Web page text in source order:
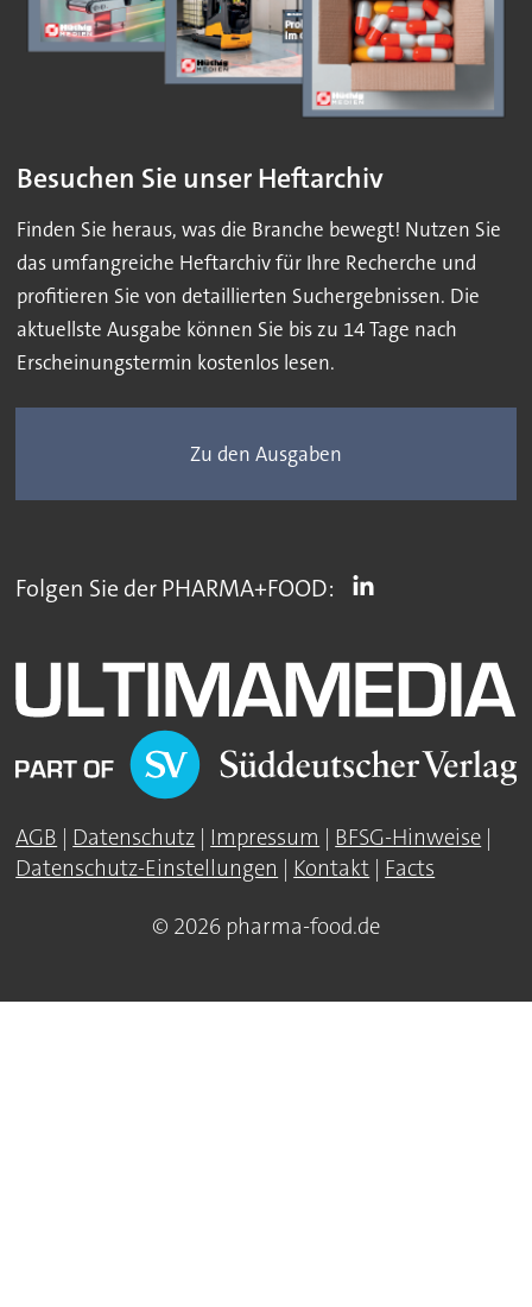
Besuchen Sie unser Heftarchiv
Finden Sie heraus, was die Branche bewegt! Nutzen Sie
das umfangreiche Heftarchiv für Ihre Recherche und
profitieren Sie von detaillierten Suchergebnissen. Die
aktuellste Ausgabe können Sie bis zu 14 Tage nach
Erscheinungstermin kostenlos lesen.
Zu den Ausgaben
Folgen Sie der PHARMA+FOOD:
AGB | Datenschutz | Impressum | BFSG-Hinweise |
Datenschutz-Einstellungen | Kontakt | Facts
© 2026 pharma-food.de